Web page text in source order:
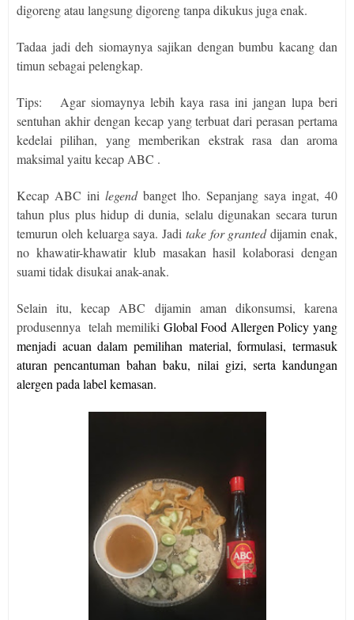
digoreng atau langsung digoreng tanpa dikukus juga enak.
Tadaa jadi deh siomaynya sajikan dengan bumbu kacang dan
timun sebagai pelengkap.
Tips:
Agar siomaynya lebih kaya rasa ini jangan lupa beri
sentuhan akhir dengan kecap yang terbuat dari perasan pertama
kedelai pilihan, yang memberikan ekstrak rasa dan aroma
maksimal yaitu kecap ABC .
Kecap ABC ini legendbanget lho. Sepanjang saya ingat, 40
tahun plus plus hidup di dunia, selalu digunakan secara turun
temurun oleh keluarga saya. Jadi take for granteddijamin enak,
no khawatir-khawatir klub masakan hasil kolaborasi dengan
suami tidak disukai anak-anak.
Selain itu, kecap ABC dijamin aman dikonsumsi, karena
produsennya telah memiliki Global Food Allergen Policy yang
menjadi acuan dalam pemilihan material, formulasi, termasuk
aturan pencantuman bahan baku, nilai gizi, serta kandungan
alergen pada label kemasan.